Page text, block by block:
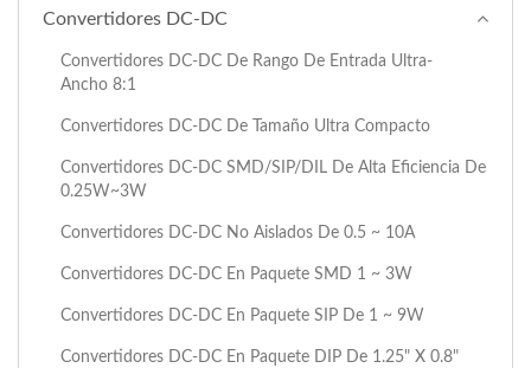
Convertidores DC-DC
Convertidores DC-DC De Rango De Entrada Ultra-
Ancho 8:1
Convertidores DC-DC De Tamaño Ultra Compacto
Convertidores DC-DC SMD/SIP/DIL De Alta Eficiencia De
0.25W~3W
Convertidores DC-DC No Aislados De 0.5 ~ 10A
Convertidores DC-DC En Paquete SMD 1 ~ 3W
Convertidores DC-DC En Paquete SIP De 1 ~ 9W
Convertidores DC-DC En Paquete DIP De 1.25" X 0.8"